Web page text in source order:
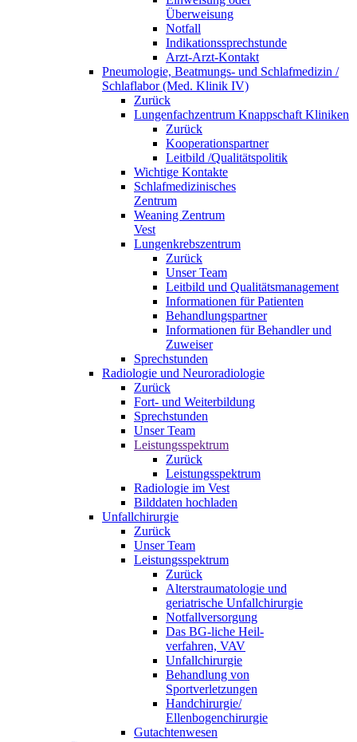
Überweisung
Notfall
Indikationssprechstunde
Arzt-Arzt-Kontakt
Pneumologie, Beatmungs- und Schlafmedizin /
Schlaflabor (Med. Klinik IV)
Zurück
Lungenfachzentrum Knappschaft Kliniken
Zurück
Kooperationspartner
Leitbild /Qualitätspolitik
Wichtige Kontakte
Schlafmedizinisches
Zentrum
Weaning Zentrum
Vest
Lungenkrebszentrum
Zurück
Unser Team
Leitbild und Qualitätsmanagement
Informationen für Patienten
Behandlungspartner
Informationen für Behandler und
Zuweiser
Sprechstunden
Radiologie und Neuroradiologie
Zurück
Fort- und Weiterbildung
Sprechstunden
Unser Team
Leistungsspektrum
Zurück
Leistungsspektrum
Radiologie im Vest
Bilddaten hochladen
Unfallchirurgie
Zurück
Unser Team
Leistungsspektrum
Zurück
Alterstraumatologie und
geriatrische Unfallchirurgie
Notfallversorgung
Das BG-liche Heil-
verfahren, VAV
Unfallchirurgie
Behandlung von
Sportverletzungen
Handchirurgie/
Ellenbogenchirurgie
Gutachtenwesen